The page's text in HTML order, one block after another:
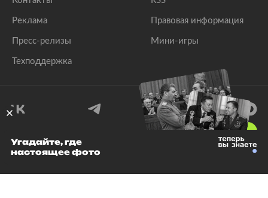
Реклама
Пресс-релизы
Техподдержка
Правовая информация
Мини-игры
© 1999–2026 Все права защищены.
Угадайте, где
настоящее фото